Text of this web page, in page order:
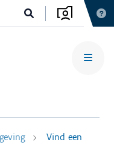
Vind een